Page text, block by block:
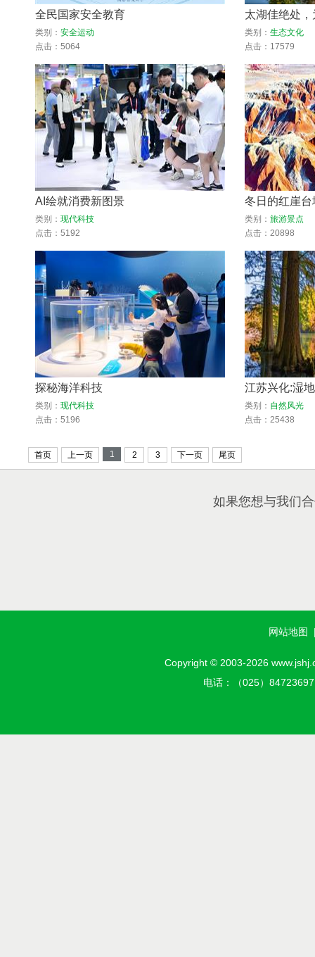
全民国家安全教育
类别： 安全运动
点击：5064
太湖佳绝处
类别： 生态文化
点击：17579
AI绘就消费新图景
类别： 现代科技
点击：5192
冬日的红崖台
类别： 旅游景点
点击：20898
探秘海洋科技
类别： 现代科技
点击：5196
江苏兴化:湿
类别： 自然风光
点击：25438
首页 上一页 1 2 3 下一页 尾页
如果您想与我们
网站地图
Copyright © 2003-2026
电话：（025）